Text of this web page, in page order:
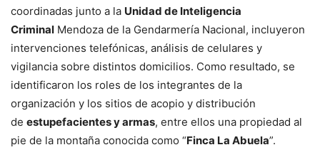
coordinadas junto a la Unidad de Inteligencia
Criminal Mendoza de la Gendarmería Nacional, incluyeron
intervenciones telefónicas, análisis de celulares y
vigilancia sobre distintos domicilios. Como resultado, se
identificaron los roles de los integrantes de la
organización y los sitios de acopio y distribución
de estupefacientes y armas, entre ellos una propiedad al
pie de la montaña conocida como “Finca La Abuela”.